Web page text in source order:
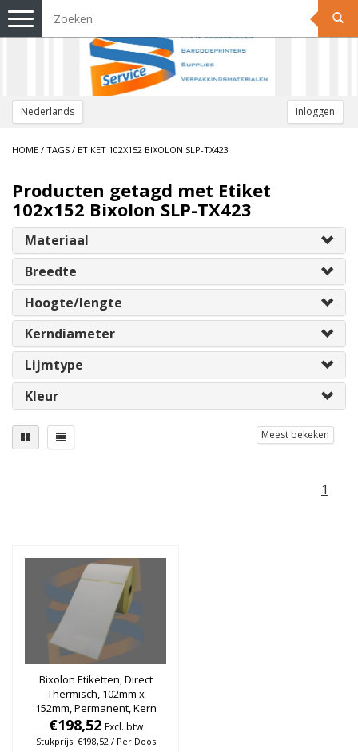
Nederlands Inloggen
Toggle
navigation
HOME / TAGS / ETIKET 102X152 BIXOLON SLP-TX423
Producten getagd met Etiket
102x152 Bixolon SLP-TX423
Materiaal
Breedte
Hoogte/lengte
Kerndiameter
Lijmtype
Kleur
Meest bekeken
1
Bixolon Etiketten, Direct
Thermisch, 102mm x
152mm, Permanent, Kern
25mm, rol à 475 stuks (Per
doos)
€198,52 Excl. btw
Stukprijs: €198,52 / Per Doos